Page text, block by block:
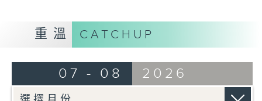
重溫 CATCHUP
07 - 08 2026